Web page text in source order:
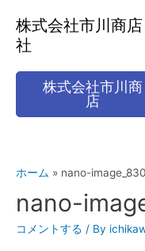
株式会社市川商
社
株式会社市川商
店
ホーム nano-
nano-
コメントする / By